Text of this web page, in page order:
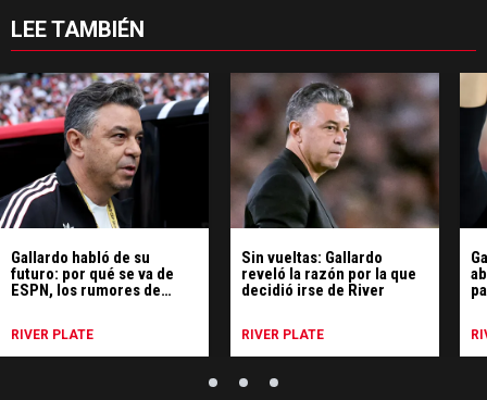
LEE TAMBIÉN
Gallardo habló de su
futuro: por qué se va de
ESPN, los rumores de
RIVER PLATE
Sin vueltas: Gallardo
reveló la razón por la que
decidió irse de River
RIVER PLATE